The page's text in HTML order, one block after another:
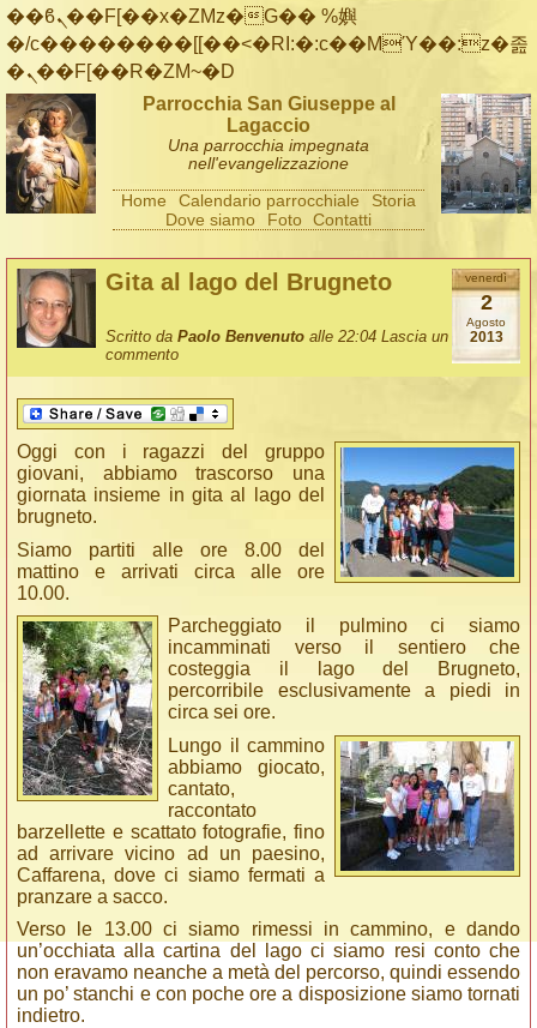
��ϐܢ��F[��x�ZMz�G�� %嬩
�/c��������[[��<�RI:�:c��MΎ��:z�졾
�ܢ��F[��R�ZM~�D
Parrocchia San Giuseppe al
Lagaccio
Una parrocchia impegnata
nell'evangelizzazione
Home Calendario parrocchiale
Storia
Dove siamo
Foto Contatti
venerdì
2
Agosto
2013
Gita al lago del Brugneto
Scritto da Paolo Benvenuto alle 22:04 Lascia un
commento
Oggi con i ragazzi del gruppo
giovani, abbiamo trascorso una
giornata insieme in gita al lago del
brugneto.
Siamo partiti alle ore 8.00 del
mattino e arrivati circa alle ore
10.00.
Parcheggiato il pulmino ci siamo
incamminati verso il sentiero che
costeggia il lago del Brugneto,
percorribile esclusivamente a piedi in
circa sei ore.
Lungo il cammino
abbiamo giocato,
cantato,
raccontato
barzellette e scattato fotografie, fino
ad arrivare vicino ad un paesino,
Caffarena, dove ci siamo fermati a
pranzare a sacco.
Verso le 13.00 ci siamo rimessi in cammino, e dando
un’occhiata alla cartina del lago ci siamo resi conto che
non eravamo neanche a metà del percorso, quindi essendo
un po’ stanchi e con poche ore a disposizione siamo tornati
indietro.